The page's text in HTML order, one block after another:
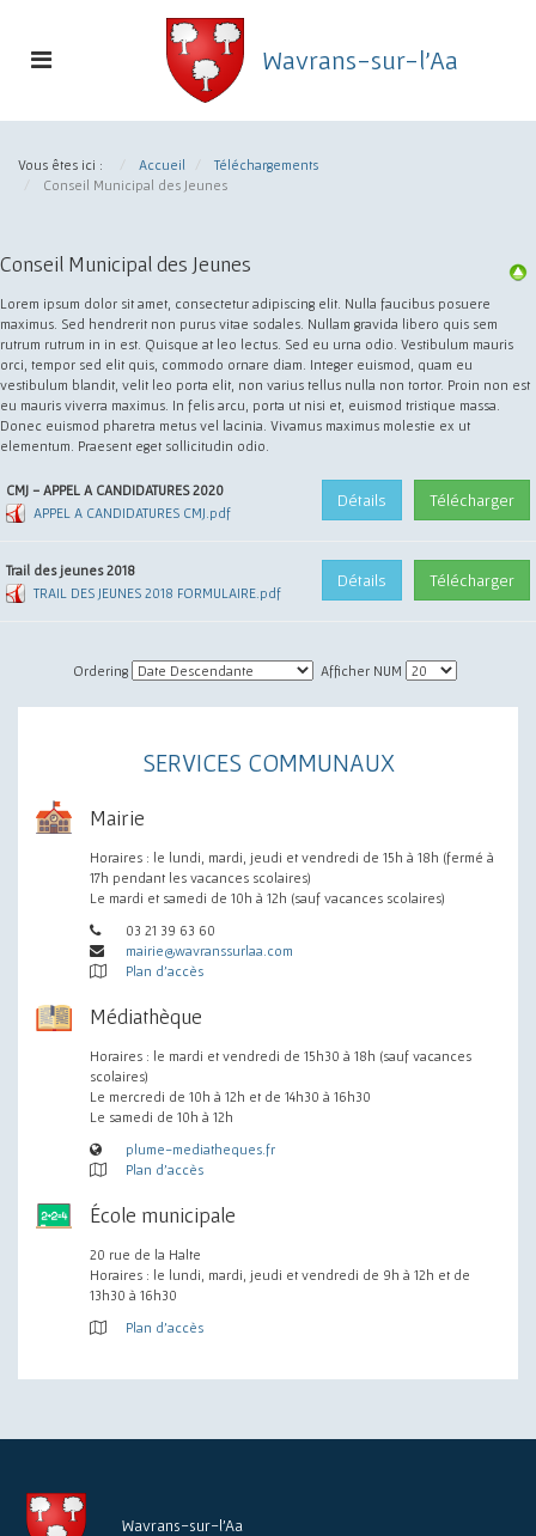
Toggle
Wavrans-sur-l'Aa
Commune
Wavrans-
Vous êtes ici : Accueil
Téléchargements
Conseil Municipal des Jeunes
Téléchargements
Conseil Municipal des Jeunes
Lorem ipsum dolor sit amet, consectetur adipiscing elit. Nulla faucibus posuere
maximus. Sed hendrerit non purus vitae sodales. Nullam gravida libero quis sem
rutrum rutrum in in est. Quisque at leo lectus. Sed eu urna odio. Vestibulum mauris
orci, tempor sed elit quis, commodo ornare diam. Integer euismod, quam eu
vestibulum blandit, velit leo porta elit, non varius tellus nulla non tortor. Proin non est
eu mauris viverra maximus. In felis arcu, porta ut nisi et, euismod tristique massa.
Donec euismod pharetra metus vel lacinia. Vivamus maximus molestie ex ut
elementum. Praesent eget sollicitudin odio.
CMJ - APPEL A CANDIDATURES 2020
APPEL A CANDIDATURES CMJ.pdf
Télécharger
Détails
Trail des jeunes 2018
TRAIL DES JEUNES 2018 FORMULAIRE.pdf
Télécharger
Détails
Ordering Afficher NUM
SERVICES COMMUNAUX
Mairie
Horaires : le lundi, mardi, jeudi et vendredi de 15h à 18h (fermé à
17h pendant les vacances scolaires)
Le mardi et samedi de 10h à 12h (sauf vacances scolaires)
03 21 39 63 60
mairie@wavranssurlaa.com
Plan d'accès
Médiathèque
Horaires : le mardi et vendredi de 15h30 à 18h (sauf vacances
scolaires)
Le mercredi de 10h à 12h et de 14h30 à 16h30
Le samedi de 10h à 12h
plume-mediatheques.fr
Plan d'accès
École municipale
20 rue de la Halte
Horaires : le lundi, mardi, jeudi et vendredi de 9h à 12h et de
13h30 à 16h30
Plan d'accès
Wavrans-sur-l'Aa